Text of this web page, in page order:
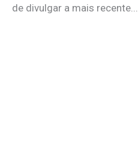
de divulgar a mais recente...